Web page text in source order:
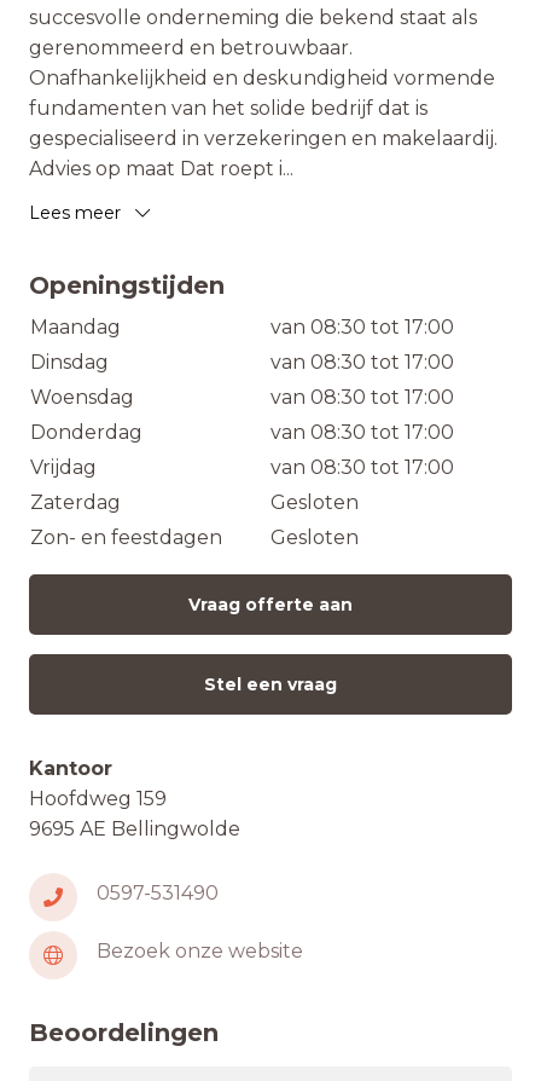
succesvolle onderneming die bekend staat als
gerenommeerd en betrouwbaar.
Onafhankelijkheid en deskundigheid vormende
fundamenten van het solide bedrijf dat is
gespecialiseerd in verzekeringen en makelaardij.
Advies op maat Dat roept i...
Lees meer
Openingstijden
Maandag
van 08:30 tot 17:00
Dinsdag
van 08:30 tot 17:00
Woensdag
van 08:30 tot 17:00
Donderdag
van 08:30 tot 17:00
Vrijdag
van 08:30 tot 17:00
Zaterdag
Gesloten
Zon- en feestdagen
Gesloten
Vraag offerte aan
Stel een vraag
Kantoor
Hoofdweg 159
9695 AE Bellingwolde
0597-531490
Bezoek onze website
Beoordelingen